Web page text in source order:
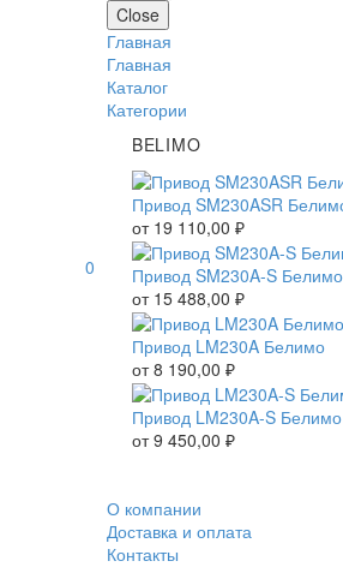
0
Close
Главная
Главная
Каталог
Категории
BELIMO
Привод SM230ASR
от 19 110,00 ₽
Привод SM230A-S Белимо
от 15 488,00 ₽
Привод LM230A Белимо
от8 190,00 ₽
Привод LM230A-S Белимо
от9 450,00 ₽
О компании
Доставка и оплата
Контакты